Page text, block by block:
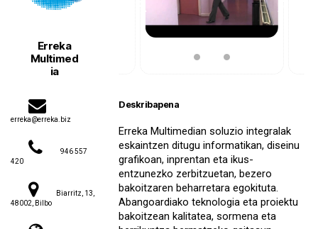
Erreka
Multimed
ia
erreka@erreka.biz
946 557
420
Biarritz, 13,
48002, Bilbo
Deskribapena
Erreka Multimedian soluzio integralak
eskaintzen ditugu informatikan, diseinu
grafikoan, inprentan eta ikus-
entzunezko zerbitzuetan, bezero
bakoitzaren beharretara egokituta.
Abangoardiako teknologia eta proiektu
bakoitzean kalitatea, sormena eta